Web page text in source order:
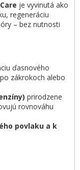
je vyvinutá ako
regeneráciu
– bez nutnosti
ďasnového
zákrokoch alebo
prirodzene
rovnováhu
povlaku a k